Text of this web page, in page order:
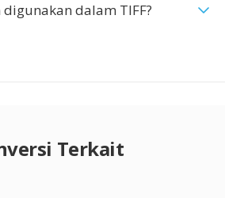
dalam TIFF?
Terkait